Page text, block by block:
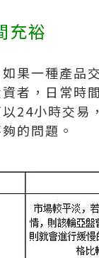
充裕
果一種產品
者，日常時
24小時交
的問題。